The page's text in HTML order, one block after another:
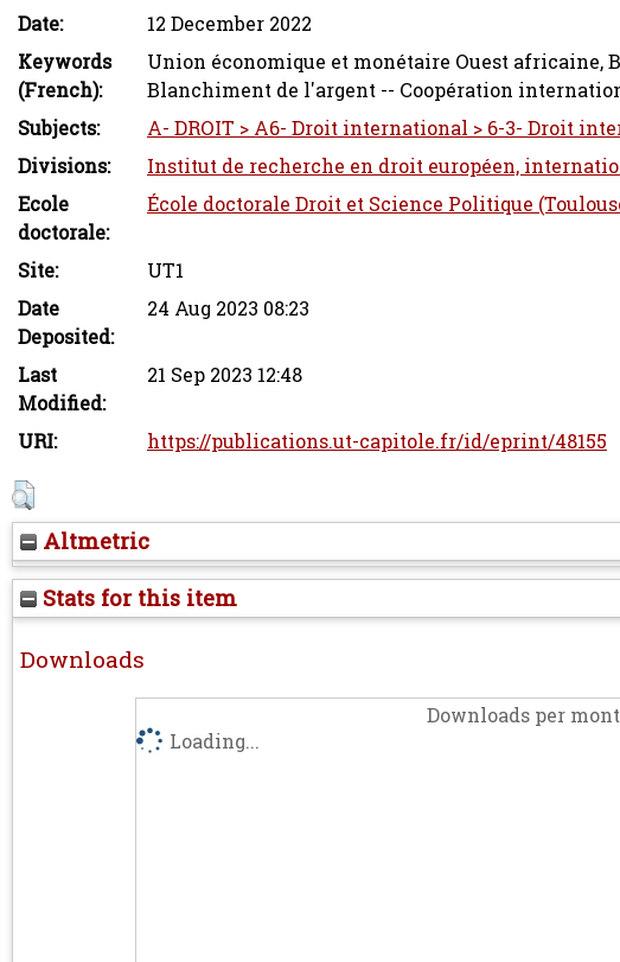
Date:
12 December 2022
Keywords
(French):
Union économique et monétaire Ouest
Blanchiment de l'argent -- Coopération
Subjects:
A- DROIT > A6- Droit international > 6-3- Droit
Divisions:
Institut de recherche en droit européen,
Ecole
doctorale:
École doctorale Droit et Science Politique
Site:
UT1
Date
Deposited:
24 Aug 2023 08:23
Last
Modified:
21 Sep 2023 12:48
URI: https://publications.ut-capitole.fr/id/eprint/48155
Altmetric
Stats for this item
Downloads
Downloads per
Loading...